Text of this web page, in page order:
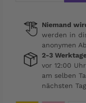
Niemand
werden in
anonymen
2-3
vor 12:00
am selben
nächsten